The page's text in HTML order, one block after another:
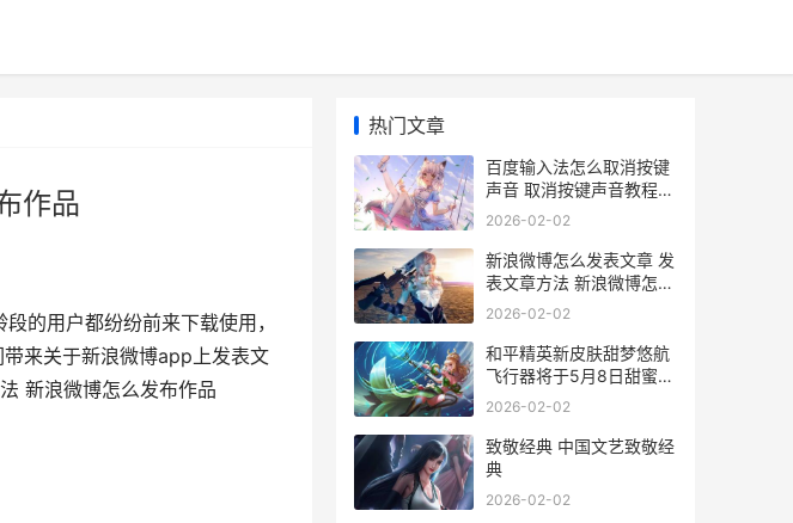
作品
的用户都纷纷前来下载使用，
来关于新浪微博app上发表文
新浪微博怎么发布作品
热门文章
百度输入法怎么取消按键
声音 取消按键声音教程
百度输入法怎么打出拼音
2026-02-02
新浪微博怎么发表文章 发
表文章方法 新浪微博怎么
发布作品
2026-02-02
和平精英新皮肤甜梦悠航
飞行器将于5月8日甜蜜上
线 和平精英新皮肤拉面少
2026-02-02
致敬经典 中国文艺致敬经
典
2026-02-02